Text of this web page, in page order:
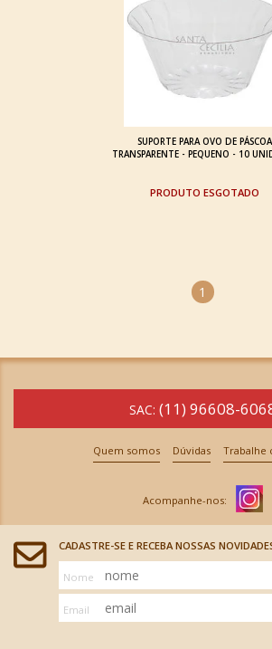
SUPORTE PARA OVO DE PÁSCOA
TRANSPARENTE - PEQUENO - 10
ESGOTADO
1
SAC: (11) 96608-
Quem somos Dúvidas Trabalhe
CADASTRE-SE E RECEBA NOSSAS
Nome
Email